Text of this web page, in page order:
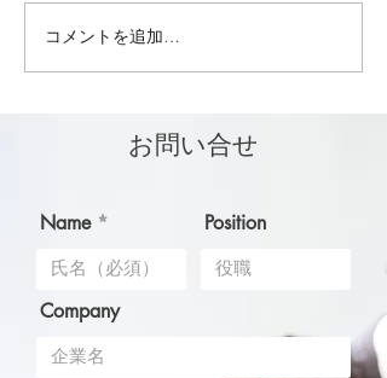
ZEN-bukyo Toolモールに
掲載
コメントを追加…
お問い合せ
Name Position
Company